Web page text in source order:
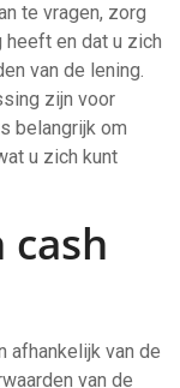
te vragen, zorg
heeft en dat u zich
van de lening.
zijn voor
belangrijk om
u zich kunt
cash
afhankelijk van de
van de